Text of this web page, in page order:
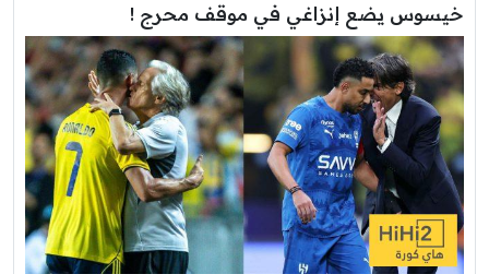
خيسوس يضع إنزاغي في موقف محرج !